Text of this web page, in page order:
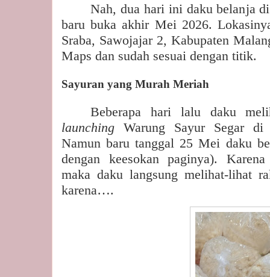
Nah, dua hari ini daku belanja
baru buka akhir Mei 2026.
Sraba, Sawojajar 2, Kabupaten
Maps dan sudah sesuai dengan titik.
Sayuran yang Murah Meriah
Beberapa hari lalu daku
launching Warung Sayur Segar di
Namun baru tanggal 25 Mei daku
dengan keesokan paginya).
maka daku langsung melihat-lihat
karena….